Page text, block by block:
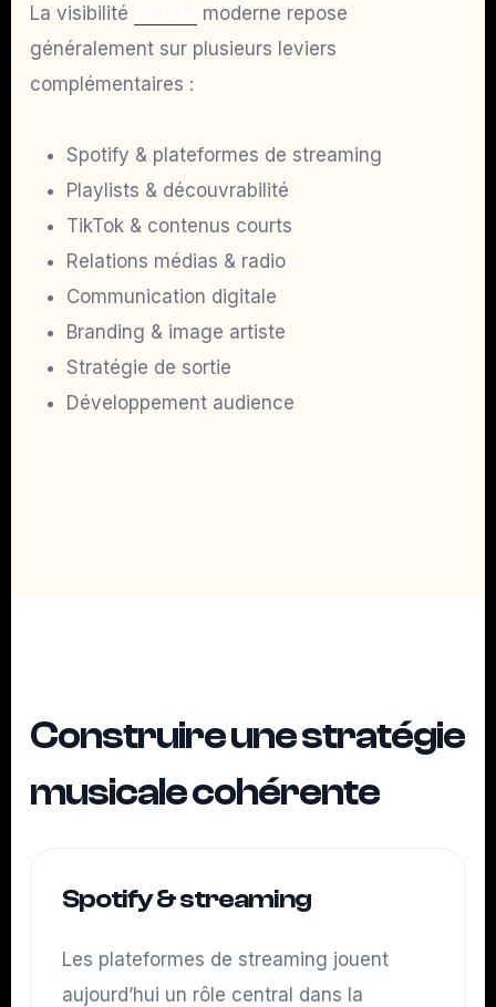
La visibilité
moderne repose
généralement sur plusieurs leviers
complémentaires :
Spotify & plateformes de streaming
Playlists & découvrabilité
TikTok & contenus courts
Relations médias & radio
Communication digitale
Branding & image artiste
Stratégie de sortie
Développement audience
Construire une stratégie
musicale cohérente
Spotify & streaming
Les plateformes de streaming jouent
aujourd’hui un rôle central dans la